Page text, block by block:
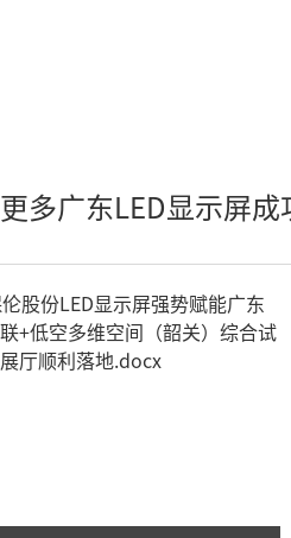
更多广东LED显示屏成